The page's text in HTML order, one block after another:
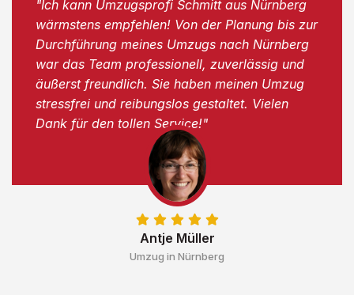
Antje Müller
Umzug in Nürnberg
"Ich kann Umzugsprofi Schmitt aus Nürnberg
wärmstens empfehlen! Von der Planung bis zur
Durchführung meines Umzugs nach Nürnberg
war das Team professionell, zuverlässig und
äußerst freundlich. Sie haben meinen Umzug
stressfrei und reibungslos gestaltet. Vielen
Dank für den tollen Service!"